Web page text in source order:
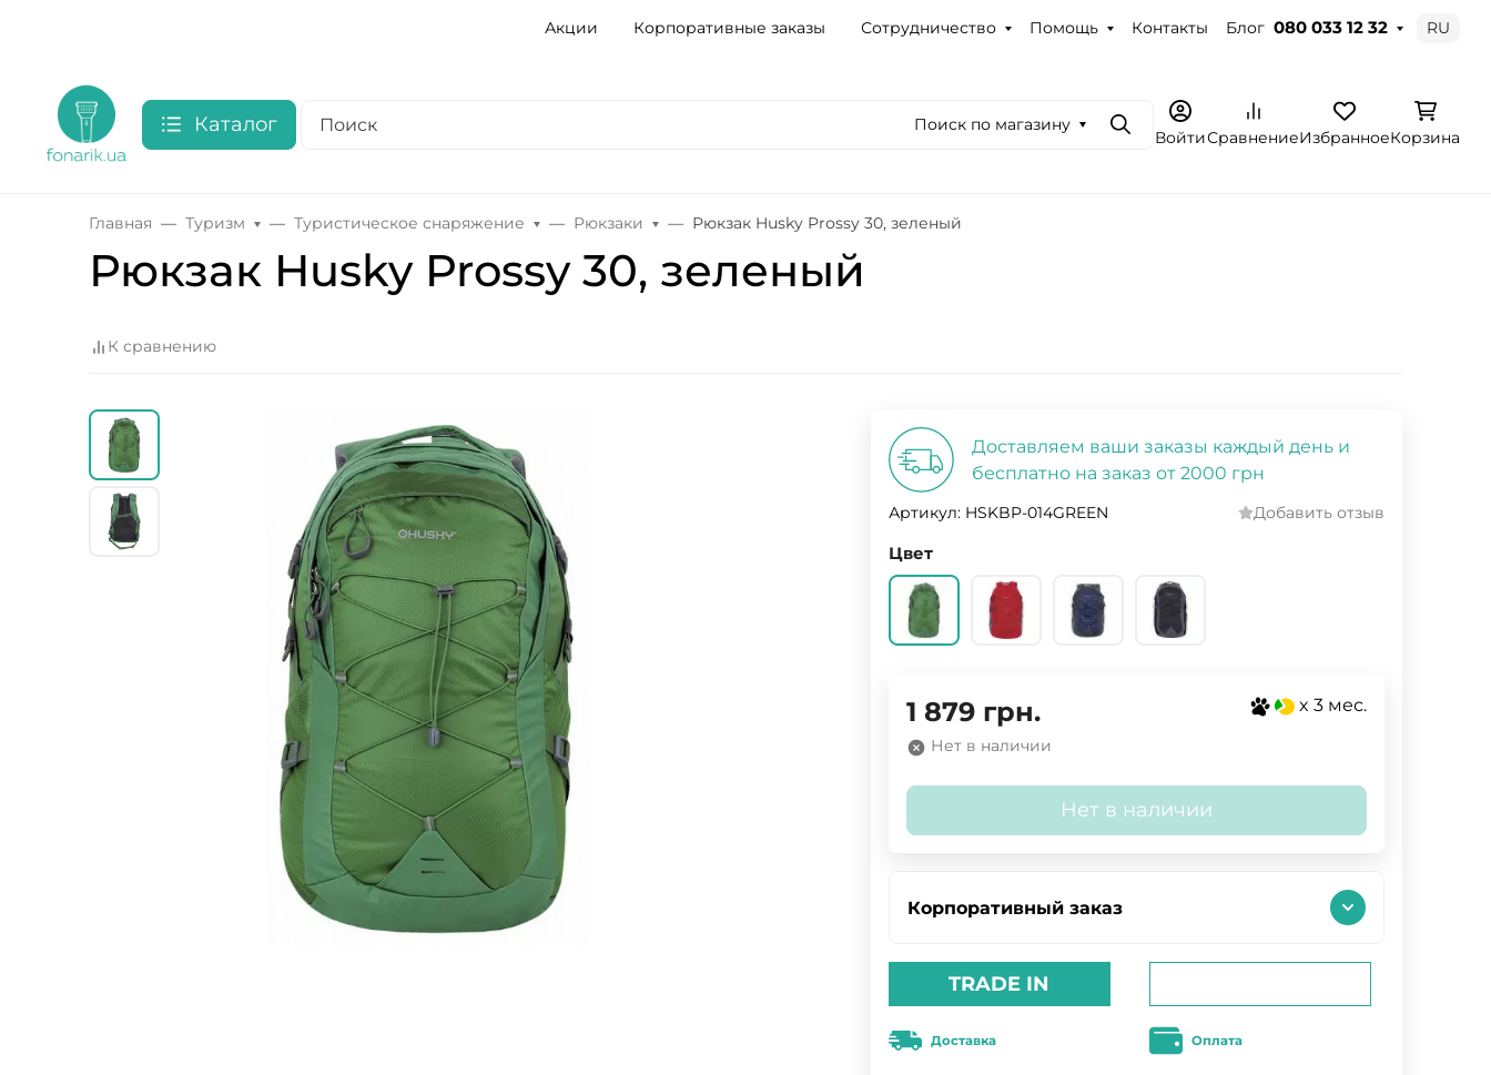
Акции Корпоративные заказы Сотрудничество Помощь Контакты Блог 080 033 12 32 RU
Каталог Поиск по магазину
ПоискВойтиСравнениеИзбранноеКорзина
Главная Туризм Туристическое снаряжение Рюкзаки Рюкзак Husky Prossy 30, зеленый
Рюкзак Husky Prossy 30, зеленый
К сравнению
Доставляем ваши заказы каждый день и
бесплатно на заказ от 2000 грн
Артикул: HSKBP-014GREEN Добавить отзыв
Цвет
1 879 грн. x 3 мес.
Нет в наличии
Нет в наличии
Корпоративный заказ
TRADE IN
Доставка Оплата